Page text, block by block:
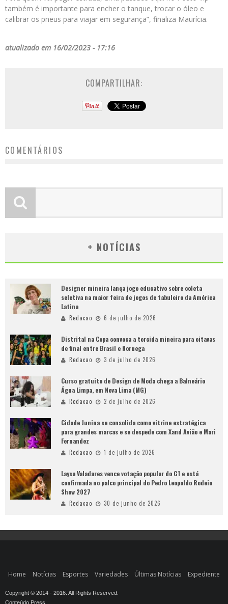
também é importante para encher o tanque, trocar o óleo e
calibrar os pneus para viajar em segurança”, finaliza Maurícia.
atualizado em 16/02/2023 - 17:16
COMPARTILHAR:
COMENTÁRIOS
+ NOTÍCIAS
Designer mineira lança jogo educativo sobre coleta
seletiva na maior feira de jogos de tabuleiro da América
Latina
Redacao 6 de julho de 2026
Distrital na Copa convoca a torcida mineira para oitavas
de final entre Brasil e Noruega
Redacao 3 de julho de 2026
Curso gratuito de Design de Moda chega a Balneário
Água Limpa, em Nova Lima (MG)
Redacao 2 de julho de 2026
Cidade Junina se consolida como vitrine estratégica
para grandes marcas e se despede com Xand Avião e Mari
Fernandez
Redacao 1 de julho de 2026
Laysa Valadares vence votação popular do G1 e está
confirmada no palco principal do Pedro Leopoldo Rodeio
Show 2027
Redacao 30 de junho de 2026
Home Notícias Esportes Variedades Últimas Notícias Expediente
Copyright © 2014 - 2016. All Rights Reserved.
Conteúdo Press